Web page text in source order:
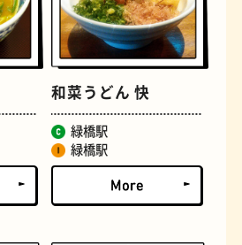
和菜うどん 快
緑橋駅
緑橋駅